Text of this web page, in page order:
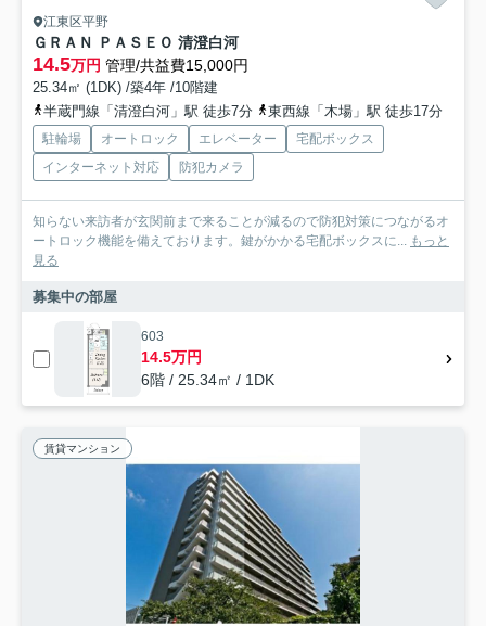
江東区平野
ＧＲＡＮ ＰＡＳＥＯ 清澄白河
14.5万円 管理/共益費15,000円
25.34㎡ (1DK) /築4年 /10階建
半蔵門線「清澄白河」駅 徒歩7分
東西線「木場」駅 徒歩17分
駐輪場 オートロック エレベーター
宅配ボックス
インターネット対応
防犯カメラ
知らない来訪者が玄関前まで来ることが減るので防犯対策につながるオ
ートロック機能を備えております。鍵がかかる宅配ボックスに... もっと
見る
募集中の部屋
603
14.5万円
6階 / 25.34㎡ / 1DK
賃貸マンション